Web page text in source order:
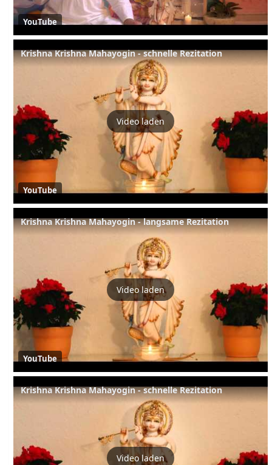
YouTube
Krishna Krishna Mahayogin - schnelle Rezitation
Video laden
YouTube
Krishna Krishna Mahayogin - langsame Rezitation
Video laden
YouTube
Krishna Krishna Mahayogin - schnelle Rezitation
Video laden